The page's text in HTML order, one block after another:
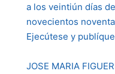
a los veintiún días
novecientos
Ejecútese y
JOSE MARIA